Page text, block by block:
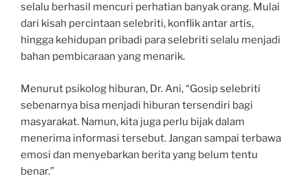
selalu berhasil mencuri perhatian banyak orang. Mulai
dari kisah percintaan selebriti, konflik antar artis,
hingga kehidupan pribadi para selebriti selalu menjadi
bahan pembicaraan yang menarik.
Menurut psikolog hiburan, Dr. Ani, “Gosip selebriti
sebenarnya bisa menjadi hiburan tersendiri bagi
masyarakat. Namun, kita juga perlu bijak dalam
menerima informasi tersebut. Jangan sampai terbawa
emosi dan menyebarkan berita yang belum tentu
benar.”